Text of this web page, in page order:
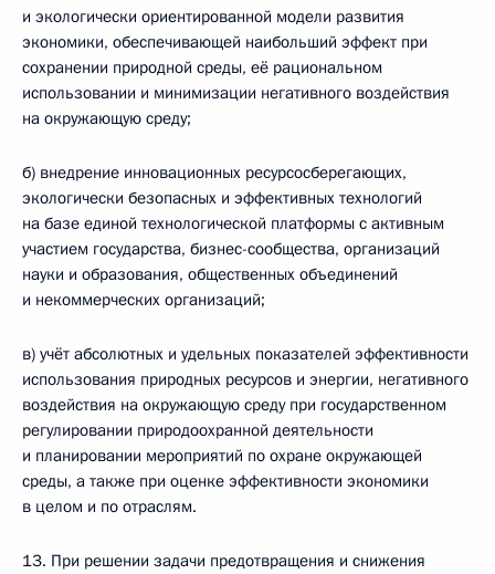
и экологически ориентированной модели развития
экономики, обеспечивающей наибольший эффект при
сохранении природной среды, её рациональном
использовании и минимизации негативного воздействия
на окружающую среду;
б) внедрение инновационных ресурсосберегающих,
экологически безопасных и эффективных технологий
на базе единой технологической платформы с активным
участием государства, бизнес-сообщества, организаций
науки и образования, общественных объединений
и некоммерческих организаций;
в) учёт абсолютных и удельных показателей эффективности
использования природных ресурсов и энергии, негативного
воздействия на окружающую среду при государственном
регулировании природоохранной деятельности
и планировании мероприятий по охране окружающей
среды, а также при оценке эффективности экономики
в целом и по отраслям.
13. При решении задачи предотвращения и снижения